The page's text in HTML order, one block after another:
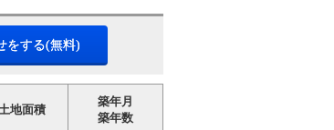
をする(無料)
地面積
築年月
築年数